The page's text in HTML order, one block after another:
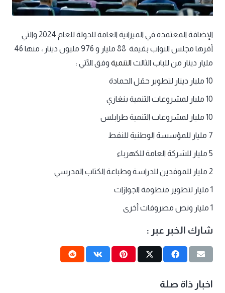
الإضافة المعتمدة في الميزانية العامة للدولة للعام 2024 والتي
أقرها مجلس النواب بقيمة 88 مليار و 976 مليون دينار ، منها 46
مليار دينار من للباب الثالث التنمية وفق الآتي :
10 مليار دينار لتطوير حقل الحمادة
10 مليار لمشروعات التنمية بنغازي
10 مليار لمشروعات التنمية طرابلس
7 مليار للمؤسسة الوطنية للنفط
5 مليار للشركة العامة للكهرباء
2 مليار للموفدين للدراسة وطباعة الكتاب المدرسي
1 مليار لتطوير منظومة الجوازات
1 مليار ونص مصروفات أخرى
شارك الخبر عبر :
اخبار ذاة صلة